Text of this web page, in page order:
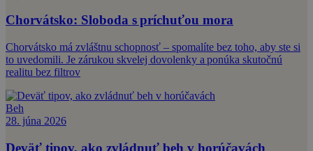
Chorvátsko: Sloboda s príchuťou mora
Chorvátsko má zvláštnu schopnosť – spomalíte bez toho, aby ste si
to uvedomili. Je zárukou skvelej dovolenky a ponúka skutočnú
realitu bez filtrov
Beh
28. júna 2026
Deväť tipov, ako zvládnuť beh v horúčavách